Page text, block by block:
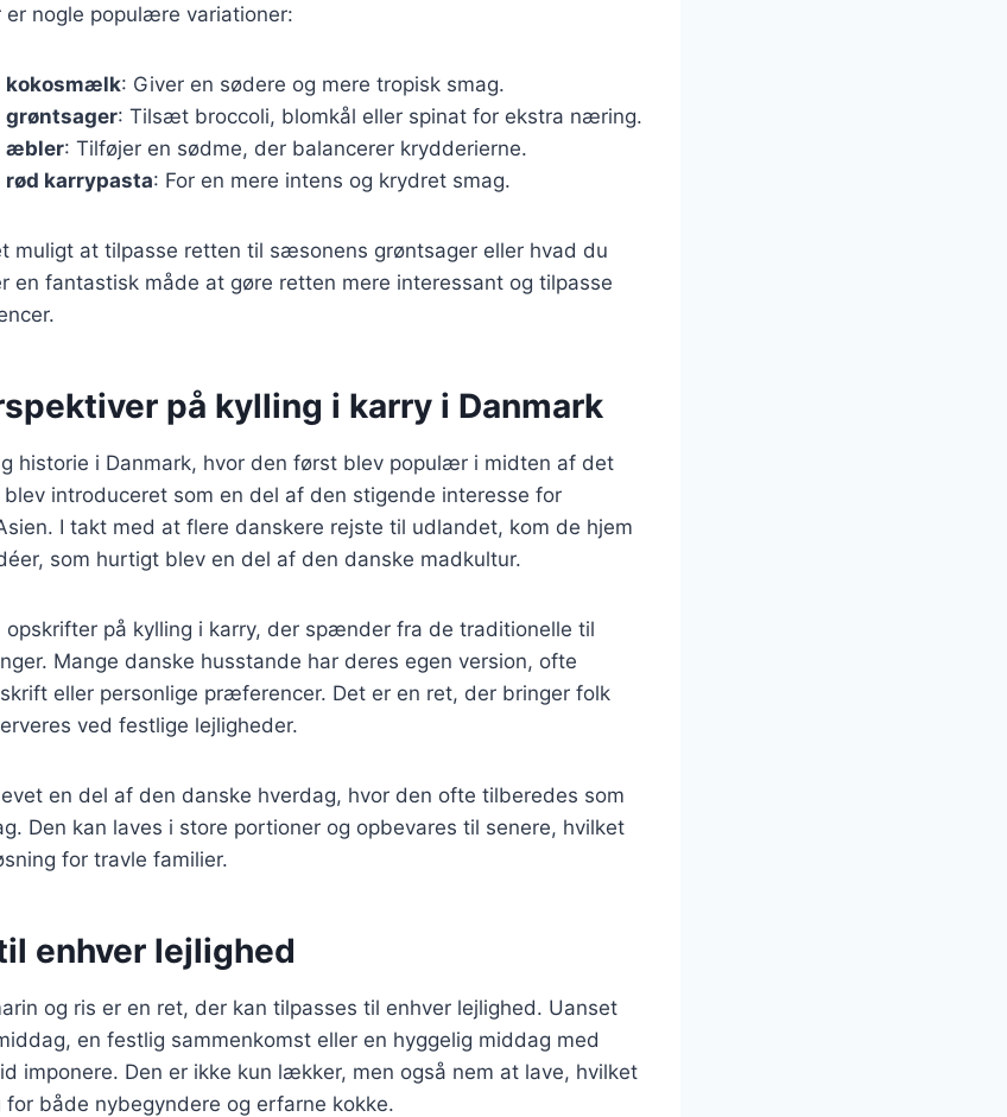
nogle populære variationer:
kokosmælk: Giver en sødere og mere tropisk smag.
grøntsager: Tilsæt broccoli, blomkål eller spinat for ekstra næring.
æbler: Tilføjer en sødme, der balancerer krydderierne.
rød karrypasta: For en mere intens og krydret smag.
muligt at tilpasse retten til sæsonens grøntsager eller hvad du
en fantastisk måde at gøre retten mere interessant og tilpasse
på kylling i karry i Danmark
historie i Danmark, hvor den først blev populær i midten af det
introduceret som en del af den stigende interesse for
I takt med at flere danskere rejste til udlandet, kom de hjem
som hurtigt blev en del af den danske madkultur.
på kylling i karry, der spænder fra de traditionelle til
Mange danske husstande har deres egen version, ofte
eller personlige præferencer. Det er en ret, der bringer folk
ved festlige lejligheder.
en del af den danske hverdag, hvor den ofte tilberedes som
Den kan laves i store portioner og opbevares til senere, hvilket
for travle familier.
enhver lejlighed
og ris er en ret, der kan tilpasses til enhver lejlighed. Uanset
en festlig sammenkomst eller en hyggelig middag med
imponere. Den er ikke kun lækker, men også nem at lave, hvilket
både nybegyndere og erfarne kokke.